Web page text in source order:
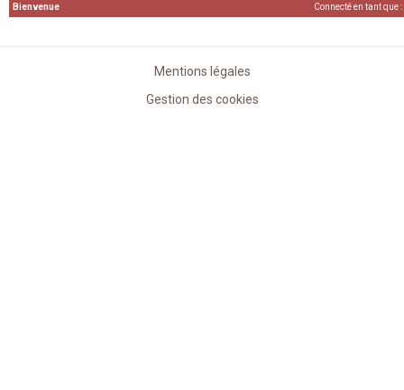
Bienvenue Connecté en tant que :
Mentions légales
Gestion des cookies